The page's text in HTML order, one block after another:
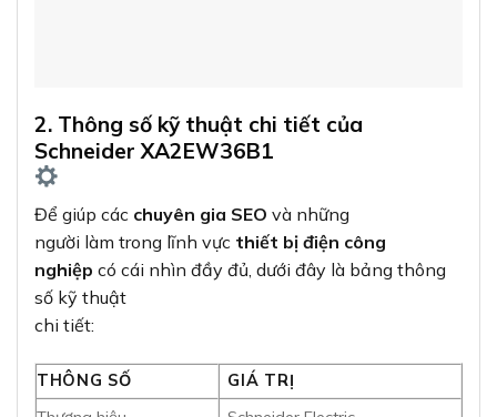
Màu sắc
Xanh dương
Đường kính lắp đặt
Điện áp hoạt động
24V AC/DC
Loại tiếp điểm
1NO (Normally Open)
Dòng điện định mức
10A tại 600V
Chỉ số bảo vệ
Tuổi thọ điện
500.000 chu kỳ